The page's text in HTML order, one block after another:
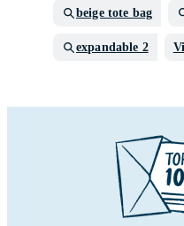
beige tote bag
expandable 2